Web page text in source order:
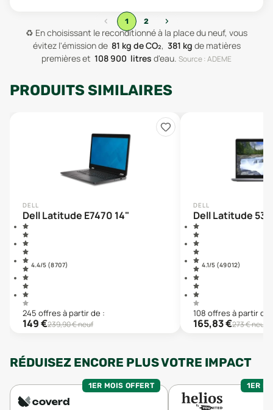
‹ 1 2
›
♻️ En choisissant le reconditionné à la place du neuf, vous
évitez l'émission de 81 kg de CO₂, 381 kg de matières
premièreset 108 900 litres d'eau. Source : ADEME
PRODUITS SIMILAIRES
DELL
Dell Latitude E7470 14"
4.4/5 (8 707)
245 offresà partir de :
149€239,90€ neuf
DELL
Dell Latitude
4.1/5 (49 012)
108 offresà partir de
165,83€273€ neuf
RÉDUISEZ ENCORE PLUS VOTRE IMPACT
1ER MOIS OFFERT 1ER